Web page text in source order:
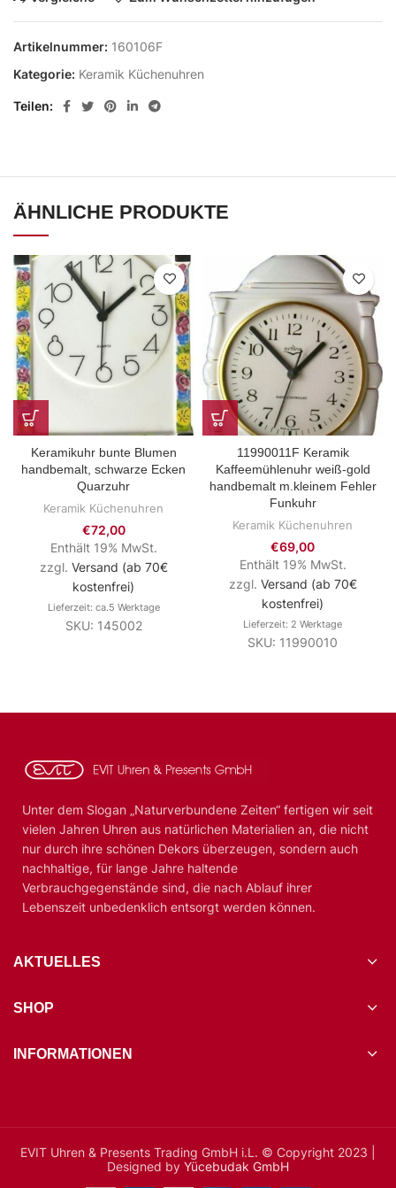
Artikelnummer: 160106F
Kategorie: Keramik Küchenuhren
Teilen
ÄHNLICHE PRODUKTE
Keramikuhr bunte Blumen
handbemalt, schwarze Ecken
Quarzuhr
Keramik Küchenuhren
€72,00
Enthält 19% MwSt.
zzgl. Versand (ab 70€
kostenfrei)
Lieferzeit: ca.5 Werktage
SKU: 145002
11990011F Keramik
Kaffeemühlenuhr weiß-gold
handbemalt m.kleinem Fehler
Funkuhr
Keramik Küchenuhren
€69,00
Enthält 19% MwSt.
zzgl. Versand (ab 70€
kostenfrei)
Lieferzeit: 2 Werktage
SKU: 11990010
Unter dem Slogan „Naturverbundene Zeiten“ fertigen wir seit
vielen Jahren Uhren aus natürlichen Materialien an, die nicht
nur durch ihre schönen Dekors überzeugen, sondern auch
nachhaltige, für lange Jahre haltende
Verbrauchgegenstände sind, die nach Ablauf ihrer
Lebenszeit unbedenklich entsorgt werden können.
AKTUELLES
SHOP
INFORMATIONEN
EVIT Uhren & Presents Trading GmbH i.L. © Copyright 2023 |
Designed by Yücebudak GmbH